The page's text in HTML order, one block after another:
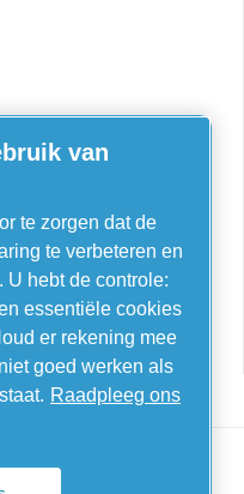
van
te zorgen dat de
te verbeteren en
U hebt de controle:
essentiële cookies
er rekening mee
goed werken als
Raadpleeg ons